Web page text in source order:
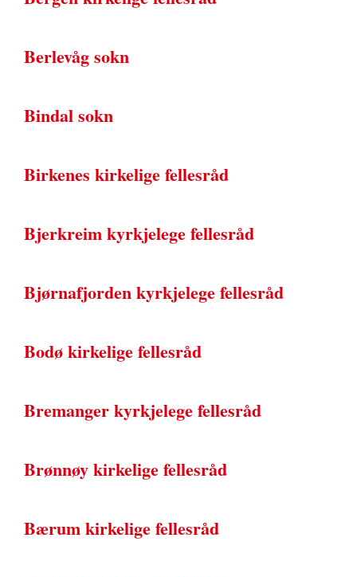
Berlevåg sokn
Bindal sokn
Birkenes kirkelige fellesråd
Bjerkreim kyrkjelege fellesråd
Bjørnafjorden kyrkjelege fellesråd
Bodø kirkelige fellesråd
Bremanger kyrkjelege fellesråd
Brønnøy kirkelige fellesråd
Bærum kirkelige fellesråd